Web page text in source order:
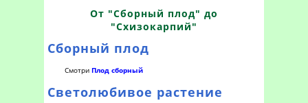
От "Сборный плод" до
"Схизокарпий"
Сборный плод
Смотри Плод сборный
Светолюбивое растение